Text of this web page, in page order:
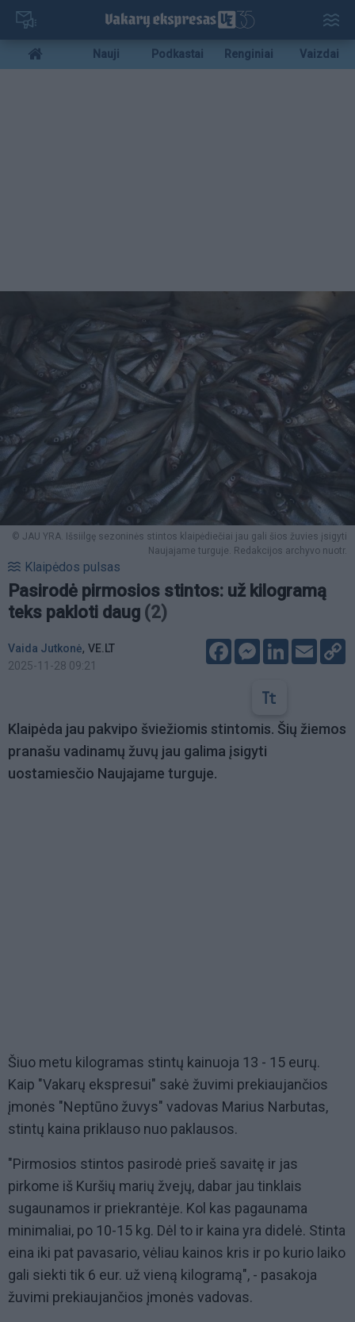
Pereiti
pagrindinį
turinį
Mobile
menu
Nauji Podkastai Renginiai Vaizdai
© JAU YRA. Išsiilgę sezoninės stintos klaipėdiečiai jau gali šios žuvies įsigyti
Naujajame turguje. Redakcijos archyvo nuotr.
Klaipėdos pulsas
Pasirodė pirmosios stintos: už kilogramą
teks pakloti daug (2)
Vaida Jutkonė, VE.LT
2025-11-28 09:21
FacebookMessenger
LinkedIn
Email
Klaipėda jau pakvipo šviežiomis stintomis. Šių žiemos
pranašu vadinamų žuvų jau galima įsigyti
uostamiesčio Naujajame turguje.
Šiuo metu kilogramas stintų kainuoja 13 - 15 eurų.
Kaip "Vakarų ekspresui" sakė žuvimi prekiaujančios
įmonės "Neptūno žuvys" vadovas Marius Narbutas,
stintų kaina priklauso nuo paklausos.
"Pirmosios stintos pasirodė prieš savaitę ir jas
pirkome iš Kuršių marių žvejų, dabar jau tinklais
sugaunamos ir priekrantėje. Kol kas pagaunama
minimaliai, po 10-15 kg. Dėl to ir kaina yra didelė. Stinta
eina iki pat pavasario, vėliau kainos kris ir po kurio laiko
gali siekti tik 6 eur. už vieną kilogramą", - pasakoja
žuvimi prekiaujančios įmonės vadovas.